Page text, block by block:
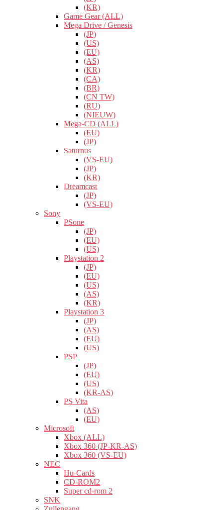
(KR)
Game Gear (ALL)
Mega Drive / Genesis
(JP)
(US)
(EU)
(AS)
(KR)
(CA)
(BR)
(CN TW)
(RU)
(NIEUW)
Mega-CD (ALL)
(EU)
(JP)
Saturnus
(VS-EU)
(JP)
(KR)
Dreamcast
(JP)
(VS-EU)
Sony
PSone
(JP)
(EU)
(US)
Playstation 2
(JP)
(EU)
(US)
(AS)
(KR)
Playstation 3
(JP)
(AS)
(EU)
(US)
PSP
(JP)
(EU)
(US)
(KR-AS)
PS Vita
(AS)
(EU)
Microsoft
Xbox (ALL)
Xbox 360 (JP-KR-AS)
Xbox 360 (VS-EU)
NEC
Hu-Cards
CD-ROM2
Super cd-rom 2
SNK